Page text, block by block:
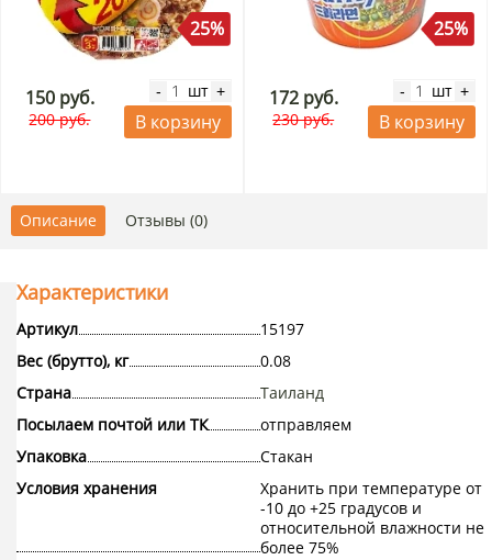
25%
150 руб.
200 руб.
- шт +
В корзину
25%
172 руб.
230 руб.
- шт +
В корзину
Описание Отзывы (0)
Характеристики
Артикул
15197
Вес (брутто), кг
0.08
Страна
Таиланд
Посылаем почтой или ТК
отправляем
Упаковка
Стакан
Условия хранения
Хранить при температуре от
-10 до +25 градусов и
относительной влажности не
более 75%